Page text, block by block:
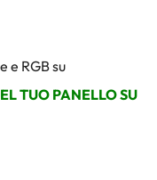
e RGB su
TUO PANELLO SU